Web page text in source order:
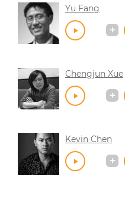
Yu Fang
Chengjun Xue
Kevin Chen